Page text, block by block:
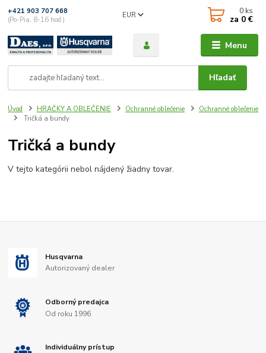
Menu
EUR
Hľadať
+421 903 707 668
(Po-Pia, 8-16 hod.)
0 ks
za 0 €
Úvod HRAČKY A OBLEČENIE Ochranné oblečenie
Ochranné oblečenie
Tričká a bundy
Tričká a bundy
V tejto kategórii nebol nájdený žiadny tovar.
Husqvarna
Autorizovaný dealer
Odborný predajca
Od roku 1996
Individuálny prístup